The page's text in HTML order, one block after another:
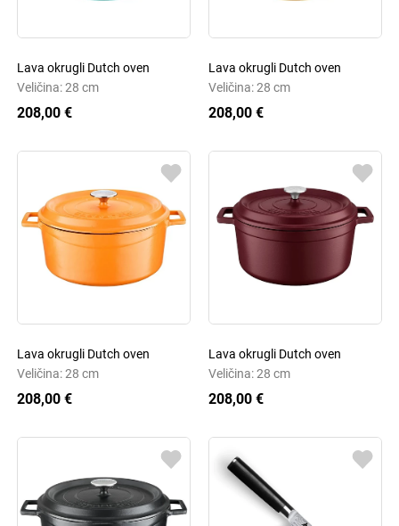
Lava okrugli Dutch oven
Veličina: 28 cm
208,00 €
Lava okrugli Dutch oven
Veličina: 28 cm
208,00 €
Lava okrugli Dutch oven
Veličina: 28 cm
208,00 €
Lava okrugli Dutch oven
Veličina: 28 cm
208,00 €